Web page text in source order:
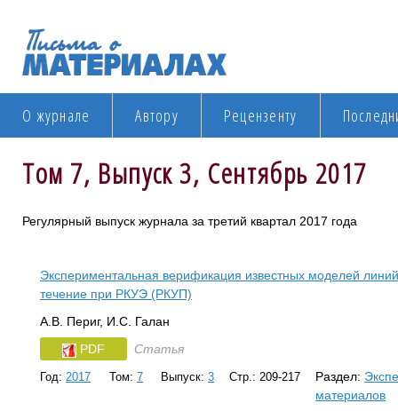
О журнале Автору Рецензенту
Том 7, Выпуск 3, Сентябрь 2017
Регулярный выпуск журнала за третий квартал 2017 года
Экспериментальная верификация известных моделей
течение при РКУЭ (РКУП)
А.В. Периг, И.С. Галан
PDF
Статья
Год: 2017 Том: 7 Выпуск: 3 Стр.: 209-217 Раздел:
материалов